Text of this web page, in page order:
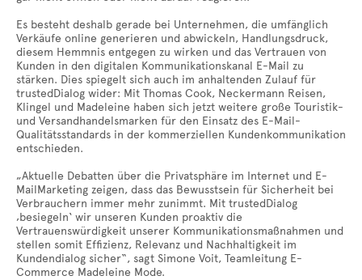
Es besteht deshalb gerade bei Unternehmen, die umfänglich
Verkäufe online generieren und abwickeln, Handlungsdruck,
diesem Hemmnis entgegen zu wirken und das Vertrauen von
Kunden in den digitalen Kommunikationskanal E-Mail zu
stärken. Dies spiegelt sich auch im anhaltenden Zulauf für
trustedDialog wider: Mit Thomas Cook, Neckermann Reisen,
Klingel und Madeleine haben sich jetzt weitere große Touristik-
und Versandhandelsmarken für den Einsatz des E-Mail-
Qualitätsstandards in der kommerziellen Kundenkommunikation
entschieden.
„Aktuelle Debatten über die Privatsphäre im Internet und E-
MailMarketing zeigen, dass das Bewusstsein für Sicherheit bei
Verbrauchern immer mehr zunimmt. Mit trustedDialog
‚besiegeln‘ wir unseren Kunden proaktiv die
Vertrauenswürdigkeit unserer Kommunikationsmaßnahmen und
stellen somit Effizienz, Relevanz und Nachhaltigkeit im
Kundendialog sicher“, sagt Simone Voit, Teamleitung E-
Commerce Madeleine Mode.